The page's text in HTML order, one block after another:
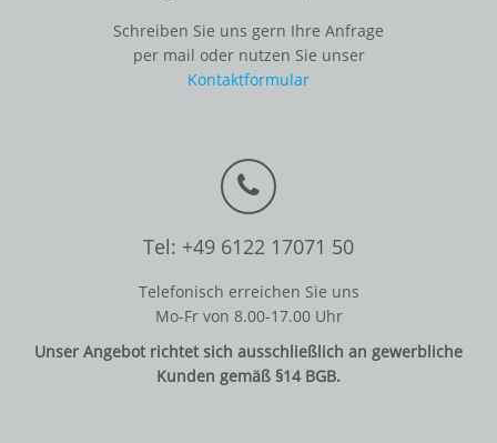
Schreiben Sie uns gern Ihre Anfrage
per mail oder nutzen Sie unser
Kontaktformular
Tel: +49 6122 17071 50
Telefonisch erreichen Sie uns
Mo-Fr von 8.00-17.00 Uhr
Unser Angebot richtet sich ausschließlich an gewerbliche
Kunden gemäß §14 BGB.